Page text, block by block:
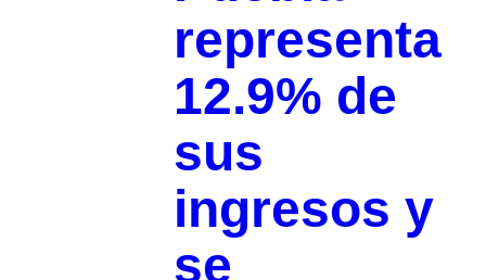
representa
12.9% de
sus
ingresos y
se